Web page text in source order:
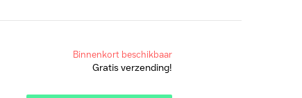
Binnenkort beschikbaar
Gratis verzending!